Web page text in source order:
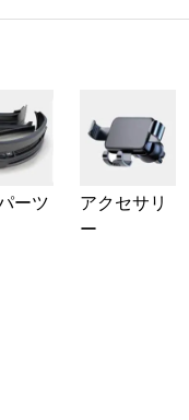
ーツ
アクセサリ
ー